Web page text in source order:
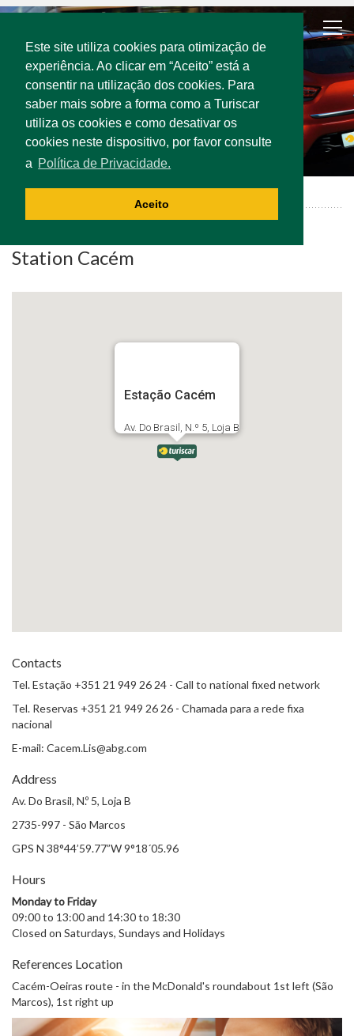
Este site utiliza cookies para otimização de
experiência. Ao clicar em “Aceito” está a
consentir na utilização dos cookies. Para
saber mais sobre a forma como a Turiscar
utiliza os cookies e como desativar os
cookies neste dispositivo, por favor consulte
a Política de Privacidade.
Aceito
Cacém | Offices
Station Cacém
Estação Cacém
Av. Do Brasil, N.º 5, Loja B
Contacts
Tel. Estação +351 21 949 26 24 - Call to national fixed network
Tel. Reservas +351 21 949 26 26 - Chamada para a rede fixa
nacional
E-mail: Cacem.Lis@abg.com
Address
Av. Do Brasil, N.º 5, Loja B
2735-997 - São Marcos
GPS N 38°44’59.77”W 9°18´05.96
Hours
Monday to Friday
09:00 to 13:00 and 14:30 to 18:30
Closed on Saturdays, Sundays and Holidays
References Location
Cacém-Oeiras route - in the McDonald's roundabout 1st left (São
Marcos), 1st right up